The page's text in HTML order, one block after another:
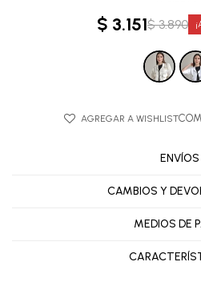
$ 3.151$ 3.890
ENVÍOS
CAMBIOS Y
MEDIOS DE